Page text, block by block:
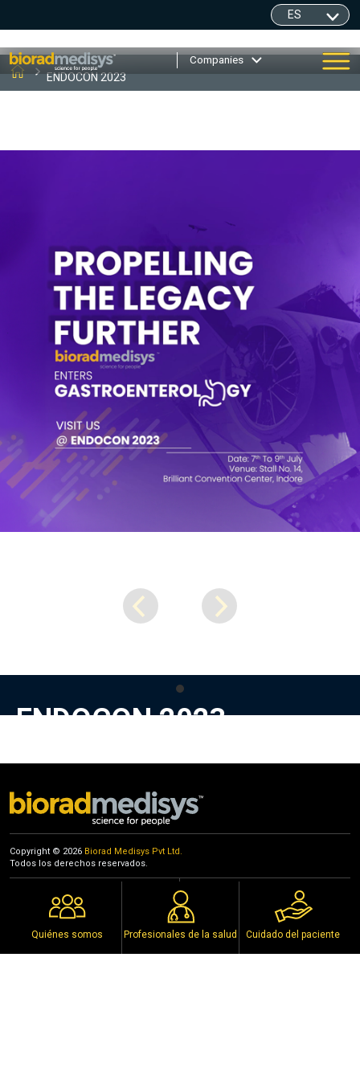
Companies
Quiénes somos Profesionales de la salud Cuidado del paciente
ENDOCON 2023
ENDOCON 2023
Propelling the Legacy Further
Stall No. 14, Brilliant Convention Center, Indore, Madhya
Copyright © 2026 Biorad Medisys Pvt Ltd.
Todos los derechos reservados.
Distribuidores
Aviso de Derechos de Autor
Condiciones de Uso